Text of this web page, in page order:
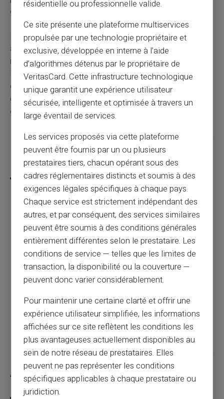
évaluation de solvabilité comme un crédit classique.
L'interdit bancaire prend fin soitautomatiquement
après 5 ans, soit de manière anticipée dès la
régularisationde vos incidents. La levée anticipée
intervient sous 10 jours ouvrés après régularisation
complète. Votre situation actuelle peut être vérifiée
gratuitement auprès de la Banque de France pour
connaître votre date exacte de défichage.
Partager cet article
Comment enlever l'interdit bancaire ?
Article précédent
Article suivant
Articles similaires
résidentielle ou professionnelle valide.
Ce site présente une plateforme multiservices
propulsée par une technologie propriétaire et
exclusive, développée en interne à l’aide
d’algorithmes détenus par le propriétaire de
VeritasCard. Cette infrastructure technologique
unique garantit une expérience utilisateur
sécurisée, intelligente et optimisée à travers un
large éventail de services.
Les services proposés via cette plateforme
peuvent être fournis par un ou plusieurs
prestataires tiers, chacun opérant sous des
cadres réglementaires distincts et soumis à des
exigences légales spécifiques à chaque pays.
Chaque service est strictement indépendant des
autres, et par conséquent, des services similaires
peuvent être soumis à des conditions générales
entièrement différentes selon le prestataire. Les
conditions de service — telles que les limites de
transaction, la disponibilité ou la couverture —
peuvent donc varier considérablement.
Pour maintenir une certaine clarté et offrir une
expérience utilisateur simplifiée, les informations
affichées sur ce site reflètent les conditions les
plus avantageuses actuellement disponibles au
sein de notre réseau de prestataires. Elles
peuvent ne pas représenter les conditions
spécifiques applicables à chaque prestataire ou
juridiction.